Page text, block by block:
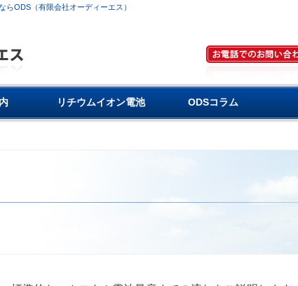
ODS（有限会社オーディーエス）
リチウムイオン電池 ODSコラム